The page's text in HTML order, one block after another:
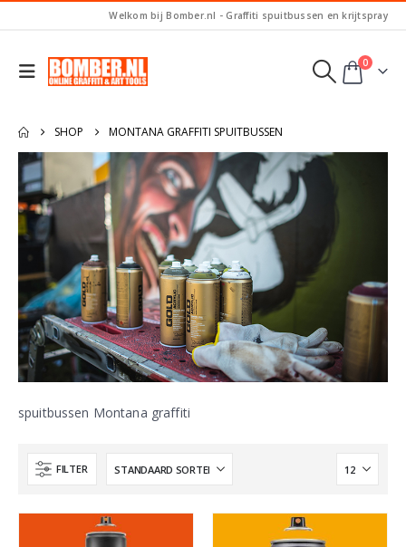
Welkom bij Bomber.nl - Graffiti spuitbussen en krijtspray
0
SHOP MONTANA GRAFFITI SPUITBUSSEN
spuitbussen Montana graffiti
FILTER